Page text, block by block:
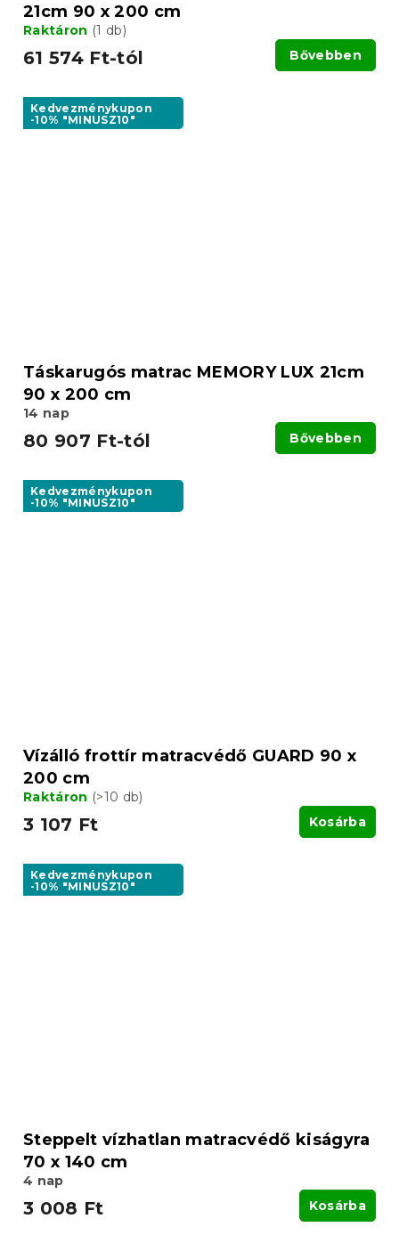
21cm 90 x 200 cm
Raktáron (1 db)
61 574 Ft-tól Bővebben
Kedvezménykupon
-10% "MINUSZ10"
Táskarugós matrac MEMORY LUX 21cm
90 x 200 cm
14 nap
80 907 Ft-tól Bővebben
Kedvezménykupon
-10% "MINUSZ10"
Vízálló frottír matracvédő GUARD 90 x
200 cm
Raktáron (>10 db)
3 107 Ft Kosárba
Kedvezménykupon
-10% "MINUSZ10"
Steppelt vízhatlan matracvédő kiságyra
70 x 140 cm
4 nap
3 008 Ft Kosárba